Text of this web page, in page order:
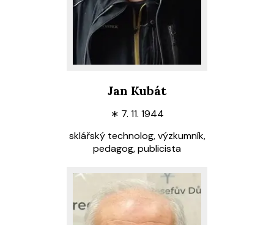
Jan Kubát
∗ 7. 11. 1944
sklářský technolog, výzkumník,
pedagog, publicista